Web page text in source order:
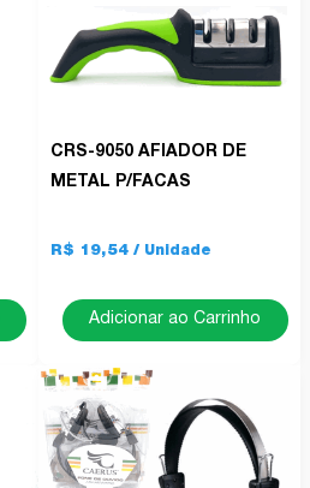
CRS-9050 AFIADOR DE
METAL P/FACAS
R$ 19,54
Adicionar ao Carrinho